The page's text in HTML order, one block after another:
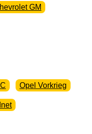
GM
Opel Vorkrieg